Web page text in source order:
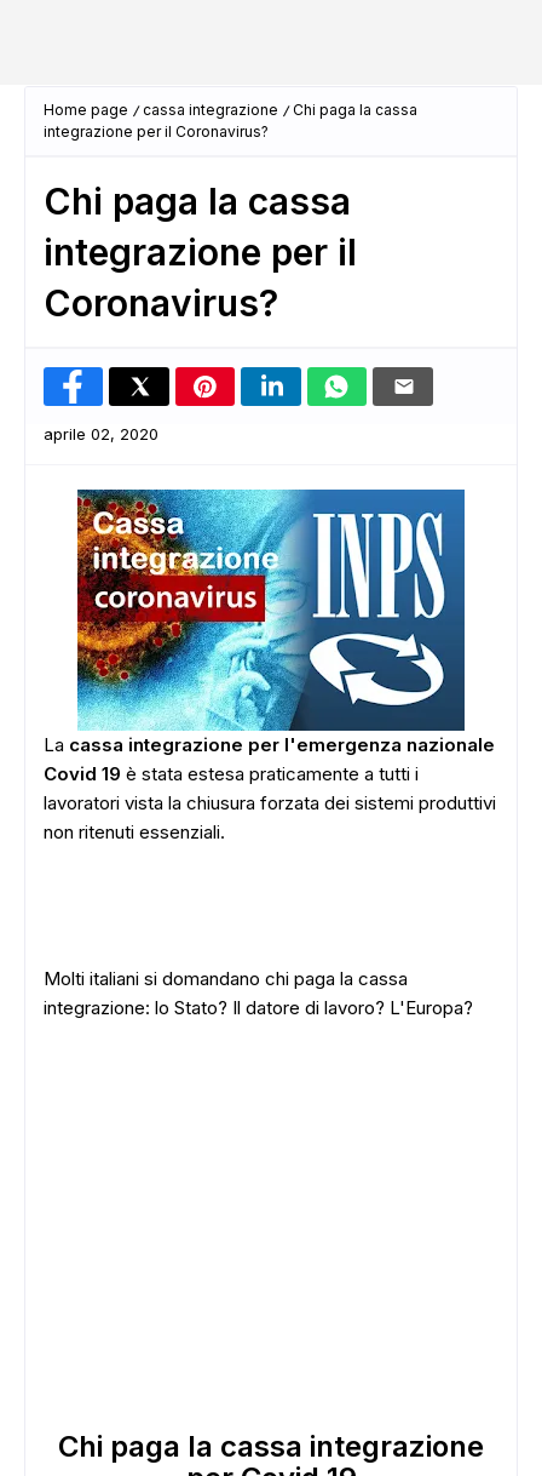
Home page cassa integrazione
Chi paga la cassa
integrazione per il Coronavirus?
Chi paga la cassa
integrazione per il
Coronavirus?
aprile 02, 2020
La cassa integrazione per l'emergenza nazionale
Covid 19 è stata estesa praticamente a tutti i
lavoratori vista la chiusura forzata dei sistemi produttivi
non ritenuti essenziali.
Molti italiani si domandano chi paga la cassa
integrazione: lo Stato? Il datore di lavoro? L'Europa?
Chi paga la cassa integrazione